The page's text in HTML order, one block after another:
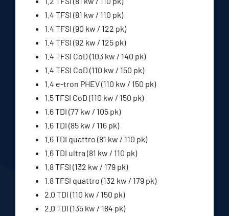
1.4 TFSI (81 kw / 110 pk)
1.4 TFSI (90 kw / 122 pk)
1.4 TFSI (92 kw / 125 pk)
1.4 TFSI CoD (103 kw / 140 pk)
1.4 TFSI CoD (110 kw / 150 pk)
1.4 e-tron PHEV (110 kw / 150 pk)
1.5 TFSI CoD (110 kw / 150 pk)
1.6 TDI (77 kw / 105 pk)
1.6 TDI (85 kw / 116 pk)
1.6 TDI quattro (81 kw / 110 pk)
1.6 TDI ultra (81 kw / 110 pk)
1.8 TFSI (132 kw / 179 pk)
1.8 TFSI quattro (132 kw / 179 pk)
2.0 TDI (110 kw / 150 pk)
2.0 TDI (135 kw / 184 pk)